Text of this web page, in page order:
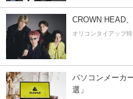
CROWN HEAD
オリコンタイアップ
パソコンメーカ
選」